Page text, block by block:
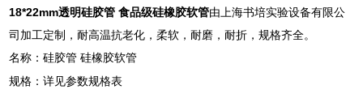
18*22mm透明硅胶管 食品级硅橡胶软管由上海书培实验设备有限公
司加工定制，耐高温抗老化，柔软，耐磨，耐折，规格齐全。
名称：硅胶管 硅橡胶软管
规格：详见参数规格表